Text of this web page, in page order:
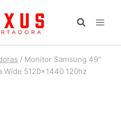
/ Monitor Samsung 49″
Wide 5120×1440 120hz